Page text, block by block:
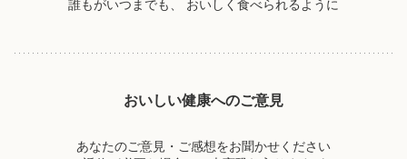
誰もがいつまでも、 おいしく食べられるように
おいしい健康へのご意見
あなたのご意見・ご感想をお聞かせください